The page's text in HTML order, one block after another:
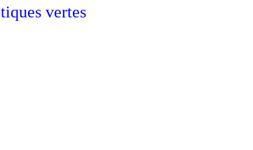
tiques vertes